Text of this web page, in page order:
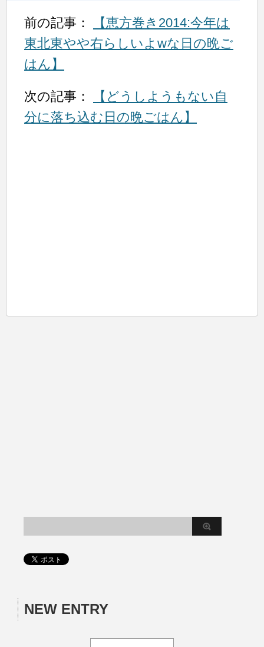
前の記事：
【恵方巻き2014:今年は
東北東やや右らしいよwな日の晩ご
はん】
次の記事：
【どうしようもない自
分に落ち込む日の晩ごはん】
NEW ENTRY